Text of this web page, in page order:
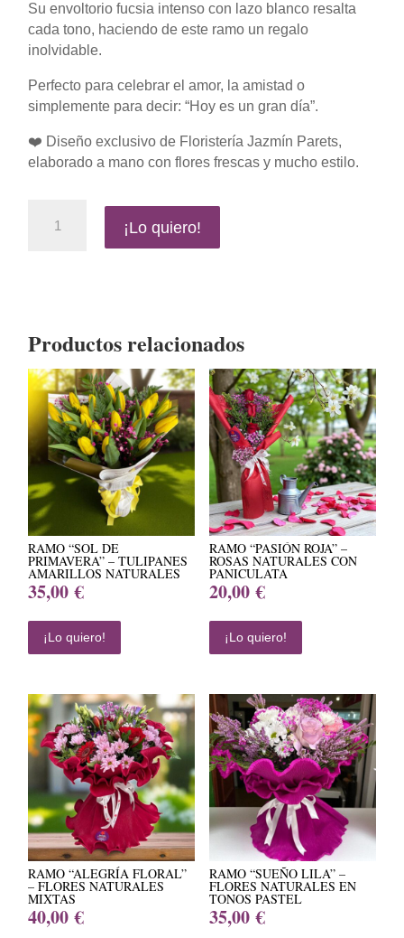
Su envoltorio fucsia intenso con lazo blanco resalta
cada tono, haciendo de este ramo un regalo
inolvidable.
Perfecto para celebrar el amor, la amistad o
simplemente para decir: “Hoy es un gran día”.
❤️ Diseño exclusivo de Floristería Jazmín Parets,
elaborado a mano con flores frescas y mucho estilo.
Pasión
¡Lo quiero!
Productos relacionados
RAMO “SOL DE
PRIMAVERA” – TULIPANES
AMARILLOS NATURALES
35,00€
¡Lo quiero!
RAMO “PASIÓN ROJA” –
ROSAS NATURALES CON
PANICULATA
20,00€
¡Lo quiero!
RAMO “ALEGRÍA FLORAL”
– FLORES NATURALES
MIXTAS
40,00€
RAMO “SUEÑO LILA” –
FLORES NATURALES EN
TONOS PASTEL
35,00€